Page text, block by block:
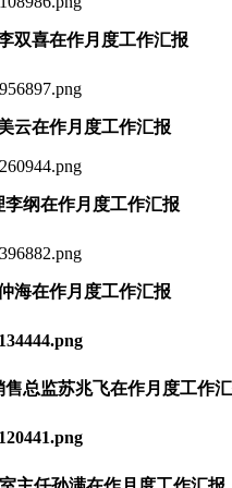
双喜在作月度工作汇报
云在作月度工作汇报
纲在作月度工作汇报
海在作月度工作汇报
总监苏兆飞在作月度工作